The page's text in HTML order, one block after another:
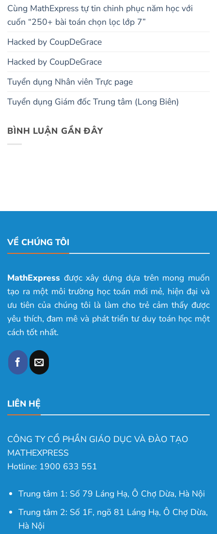
Cùng MathExpress tự tin chinh phục năm học với
cuốn “250+ bài toán chọn lọc lớp 7”
Hacked by CoupDeGrace
Hacked by CoupDeGrace
Tuyển dụng Nhân viên Trực page
Tuyển dụng Giám đốc Trung tâm (Long Biên)
BÌNH LUẬN GẦN ĐÂY
VỀ CHÚNG TÔI
MathExpress được xây dựng dựa trên mong muốn
tạo ra một môi trường học toán mới mẻ, hiện đại và
ưu tiên của chúng tôi là làm cho trẻ cảm thấy được
yêu thích, đam mê và phát triển tư duy toán học một
cách tốt nhất.
LIÊN HỆ
CÔNG TY CỔ PHẦN GIÁO DỤC VÀ ĐÀO TẠO
MATHEXPRESS
Hotline: 1900 633 551
Trung tâm 1: Số 79 Láng Hạ, Ô Chợ Dừa, Hà Nội
Trung tâm 2: Số 1F, ngõ 81 Láng Hạ, Ô Chợ Dừa,
Hà Nội